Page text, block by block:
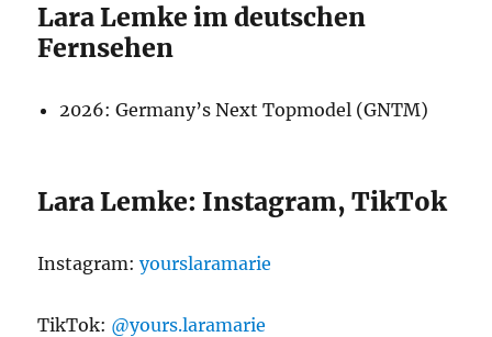
Lara Lemke im deutschen
Fernsehen
2026: Germany’s Next Topmodel (GNTM)
Lara Lemke: Instagram, TikTok
Instagram:yourslaramarie
TikTok: @yours.laramarie